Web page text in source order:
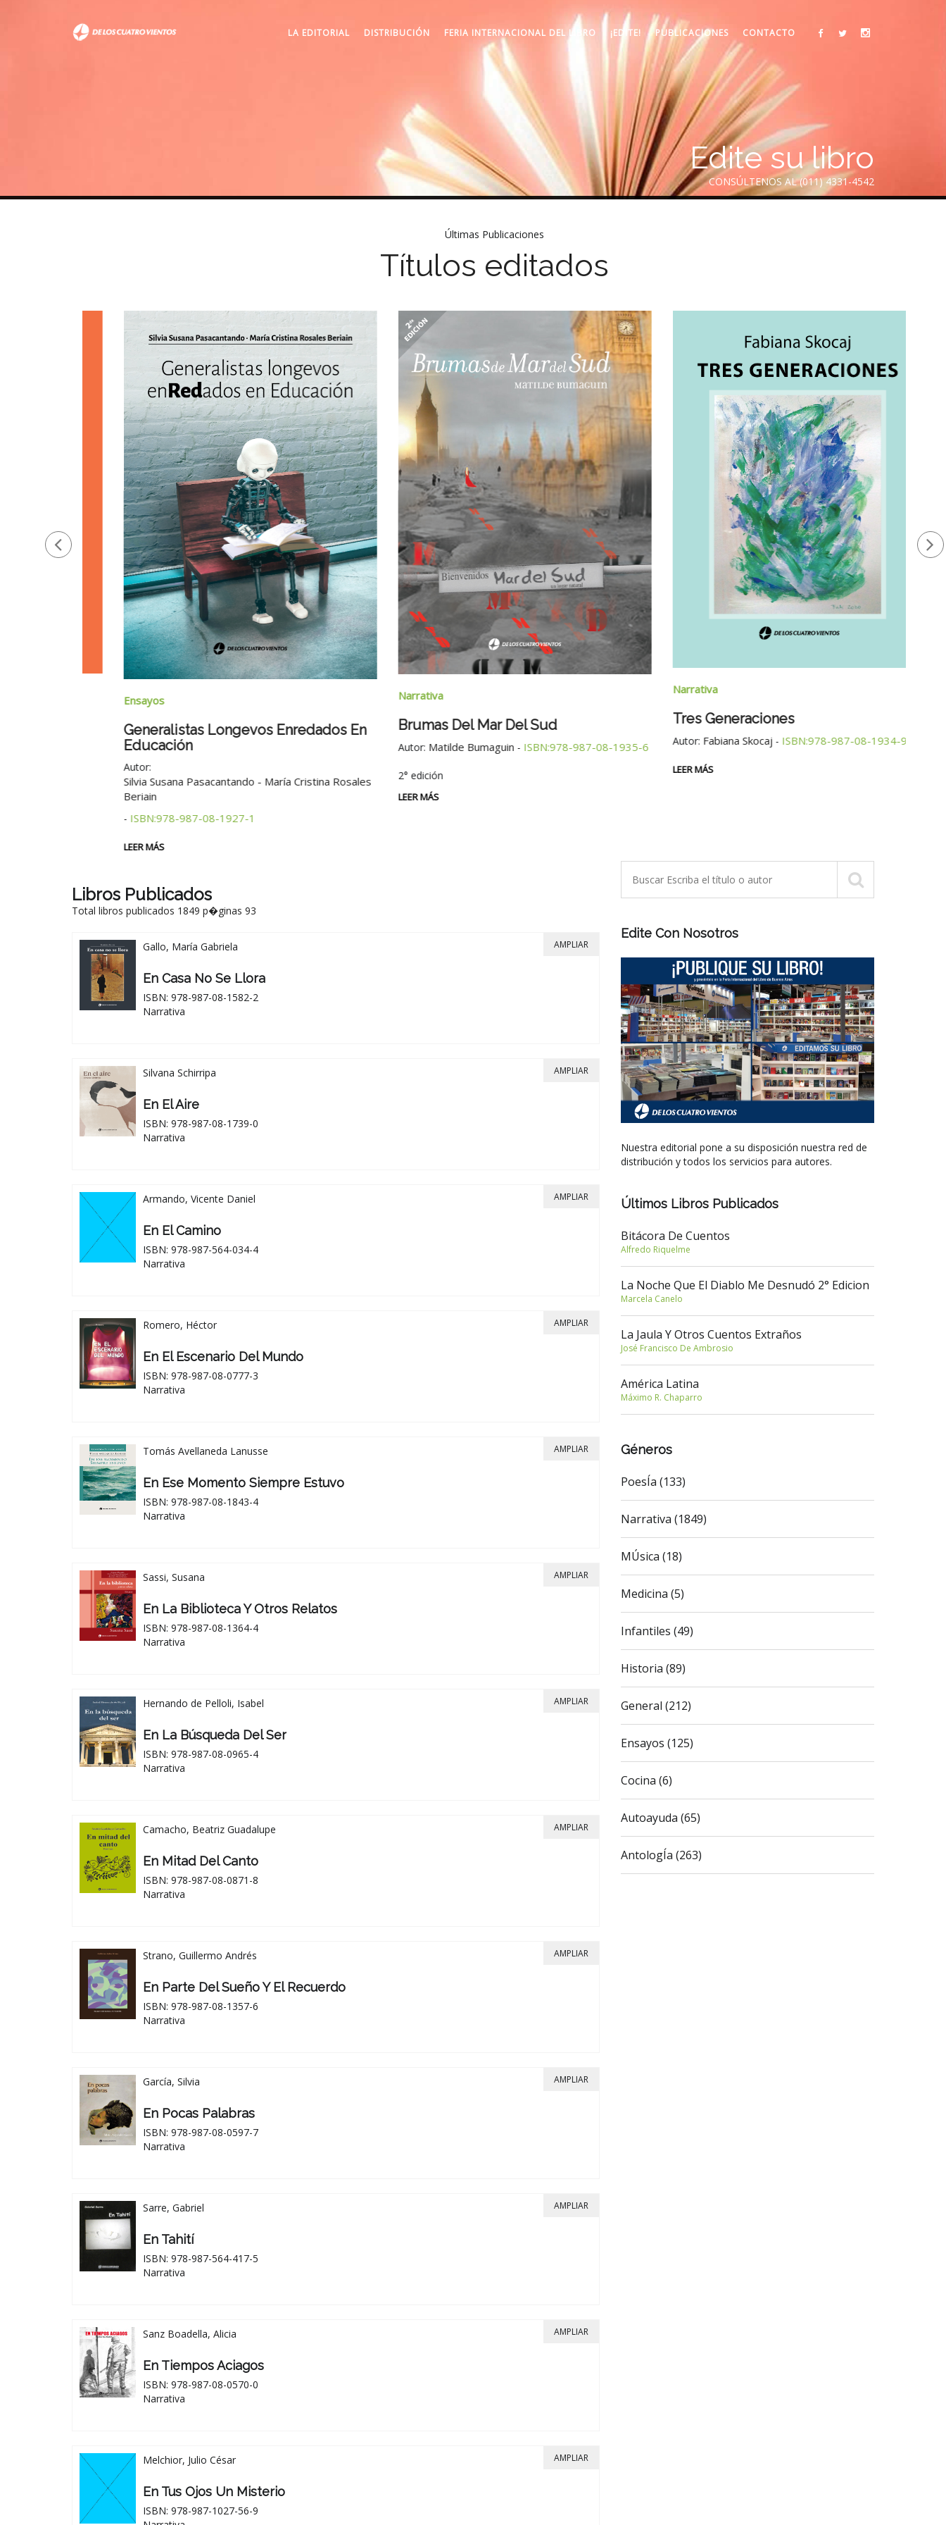
LA EDITORIAL DISTRIBUCIÓN FERIA INTERNACIONAL DEL LIBRO ¡EDITE! PUBLICACIONES CONTACTO
Edite su libro
CONSÚLTENOS AL (011) 4331-4542
Últimas Publicaciones
Títulos editados
Ensayos
Generalistas Longevos Enredados En
Educación
Silvia Susana Pasacantando - María Cristina Rosales
Beriain
ISBN:978-987-08-1927-1
LEER MÁS
Narrativa
Brumas Del Mar Del Sud
Matilde Bumaguin-ISBN:978-987-08-1935-6
2° edición
LEER MÁS
Narrativa
Tres Generaciones
Autor: Fabiana Skocaj -ISBN:978-987-08-1934-9
LEER MÁS
Libros Publicados
Total libros publicados 1849 p�ginas 93
Gallo, María Gabriela
En Casa No Se Llora
ISBN: 978-987-08-1582-2
Narrativa
AMPLIAR
Silvana Schirripa
En El Aire
ISBN: 978-987-08-1739-0
Narrativa
AMPLIAR
Armando, Vicente Daniel
En El Camino
ISBN: 978-987-564-034-4
Narrativa
AMPLIAR
Romero, Héctor
En El Escenario Del Mundo
ISBN: 978-987-08-0777-3
Narrativa
AMPLIAR
Tomás Avellaneda Lanusse
En Ese Momento Siempre Estuvo
ISBN: 978-987-08-1843-4
Narrativa
AMPLIAR
Sassi, Susana
En La Biblioteca Y Otros Relatos
ISBN: 978-987-08-1364-4
Narrativa
AMPLIAR
Hernando de Pelloli, Isabel
En La Búsqueda Del Ser
ISBN: 978-987-08-0965-4
Narrativa
AMPLIAR
Camacho, Beatriz Guadalupe
En Mitad Del Canto
ISBN: 978-987-08-0871-8
Narrativa
AMPLIAR
Strano, Guillermo Andrés
En Parte Del Sueño Y El Recuerdo
ISBN: 978-987-08-1357-6
Narrativa
AMPLIAR
García, Silvia
En Pocas Palabras
ISBN: 978-987-08-0597-7
Narrativa
AMPLIAR
Sarre, Gabriel
En Tahití
ISBN: 978-987-564-417-5
Narrativa
AMPLIAR
Sanz Boadella, Alicia
En Tiempos Aciagos
ISBN: 978-987-08-0570-0
Narrativa
AMPLIAR
Melchior, Julio César
En Tus Ojos Un Misterio
ISBN: 978-987-1027-56-9
AMPLIAR
Edite Con Nosotros
Nuestra editorial pone a su disposición nuestra red de
distribución y todos los servicios para autores.
Últimos Libros Publicados
Bitácora De Cuentos
Alfredo Riquelme
La Noche Que El Diablo Me Desnudó 2° Edicion
Marcela Canelo
La Jaula Y Otros Cuentos Extraños
José Francisco De Ambrosio
América Latina
Máximo R. Chaparro
Géneros
PoesÍa (133)
Narrativa (1849)
MÚsica (18)
Medicina (5)
Infantiles (49)
Historia (89)
General (212)
Ensayos (125)
Cocina (6)
Autoayuda (65)
AntologÍa (263)